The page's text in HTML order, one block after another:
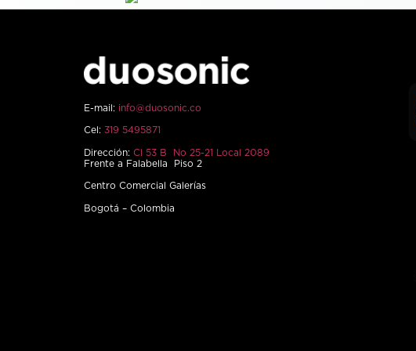
E-mail: info@duosonic.co
Cel: 319 5495871
Dirección: Cl 53 B No 25-21 Local 2089
Frente a Falabella Piso 2
Centro Comercial Galerías
Bogotá – Colombia